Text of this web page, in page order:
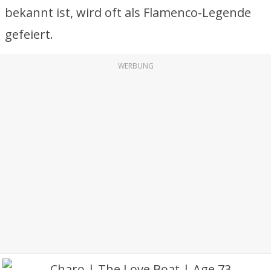
bekannt ist, wird oft als Flamenco-Legende
gefeiert.
WERBUNG